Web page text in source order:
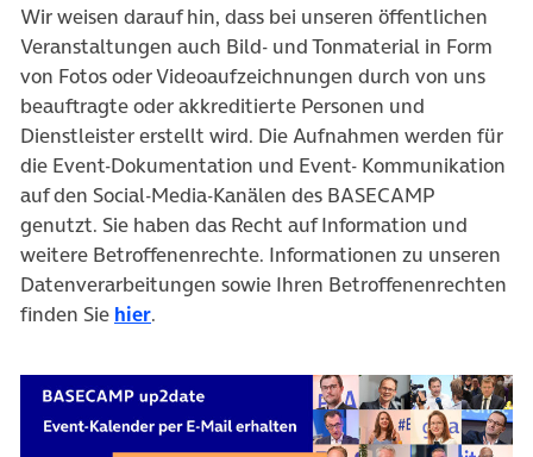
Wir weisen darauf hin, dass bei unseren öffentlichen
Veranstaltungen auch Bild- und Tonmaterial in Form
von Fotos oder Videoaufzeichnungen durch von uns
beauftragte oder akkreditierte Personen und
Dienstleister erstellt wird. Die Aufnahmen werden für
die Event-Dokumentation und Event- Kommunikation
auf den Social-Media-Kanälen des BASECAMP
genutzt. Sie haben das Recht auf Information und
weitere Betroffenenrechte. Informationen zu unseren
Datenverarbeitungen sowie Ihren Betroffenenrechten
finden Sie hier.